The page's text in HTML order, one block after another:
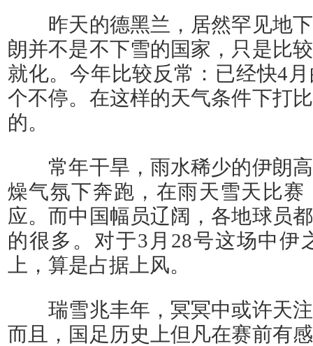
昨天的德黑兰，居然罕见地下
朗并不是不下雪的国家，只是比
就化。今年比较反常：已经快4
个不停。在这样的天气条件下打
的。
常年干旱，雨水稀少的伊朗高
燥气氛下奔跑，在雨天雪天比
应。而中国幅员辽阔，各地球员
的很多。对于3月28号这场中伊
上，算是占据上风。
瑞雪兆丰年，冥冥中或许天注
而且，国足历史上但凡在赛前有